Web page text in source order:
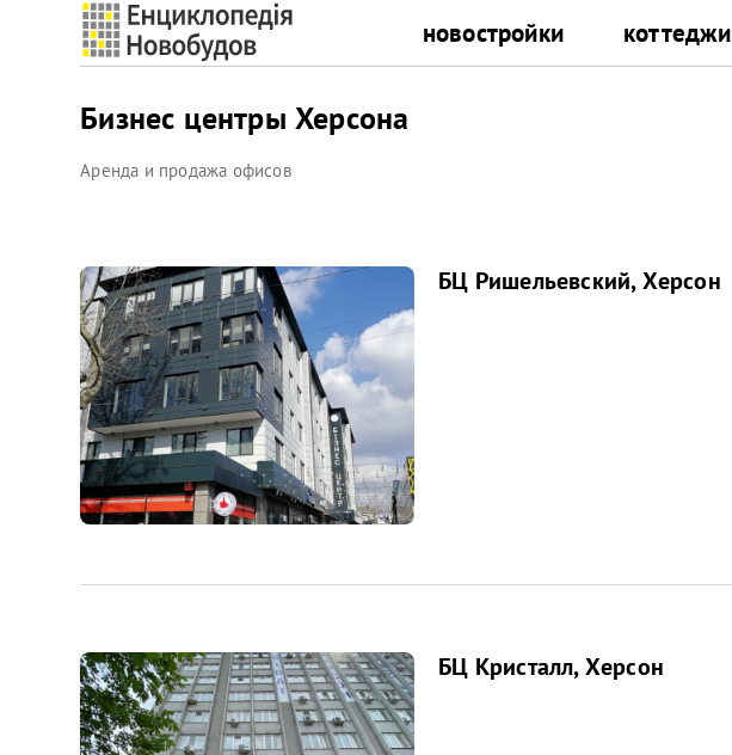
новостройки коттеджи
Бизнес центры Херсона
Аренда и продажа офисов
БЦ Ришельевский, Херсон
БЦ Кристалл, Херсон